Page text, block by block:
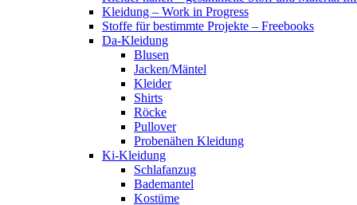
Kleidung – Work in Progress
Stoffe für bestimmte Projekte – Freebooks
Da-Kleidung
Blusen
Jacken/Mäntel
Kleider
Shirts
Röcke
Pullover
Probenähen Kleidung
Ki-Kleidung
Schlafanzug
Bademantel
Kostüme